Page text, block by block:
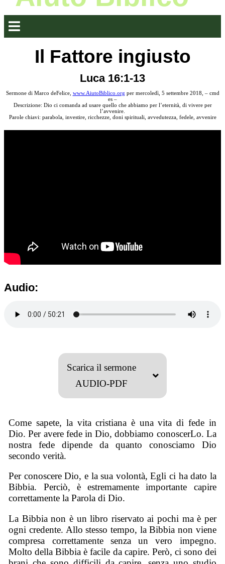
Il Fattore ingiusto
Luca 16:1-13
Sermone di Marco deFelice, www.AiutoBiblico.org per mercoledì, 5 settembre 2018, – cmd
es –
Descrizione: Dio ci comanda ad usare quello che abbiamo per l’eternità, di vivere per
l’avvenire.
Parole chiavi: parabola, investire, ricchezze, doni spirituali, avvedutezza, fedele, avvenire
Audio:
Scarica il sermone
AUDIO-PDF
Come sapete, la vita cristiana è una vita di fede in
Dio. Per avere fede in Dio, dobbiamo conoscerLo. La
nostra fede dipende da quanto conosciamo Dio
secondo verità.
Per conoscere Dio, e la sua volontà, Egli ci ha dato la
Bibbia. Perciò, è estremamente importante capire
correttamente la Parola di Dio.
La Bibbia non è un libro riservato ai pochi ma è per
ogni credente. Allo stesso tempo, la Bibbia non viene
compresa correttamente senza un vero impegno.
Molto della Bibbia è facile da capire. Però, ci sono dei